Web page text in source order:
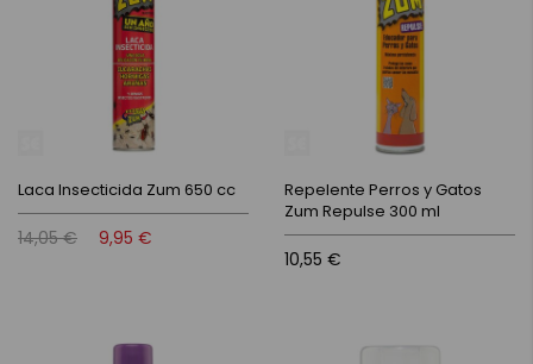
Laca Insecticida Zum 650 cc
14,05 € 9,95 €
Repelente Perros y Gatos
Zum Repulse 300 ml
10,55 €